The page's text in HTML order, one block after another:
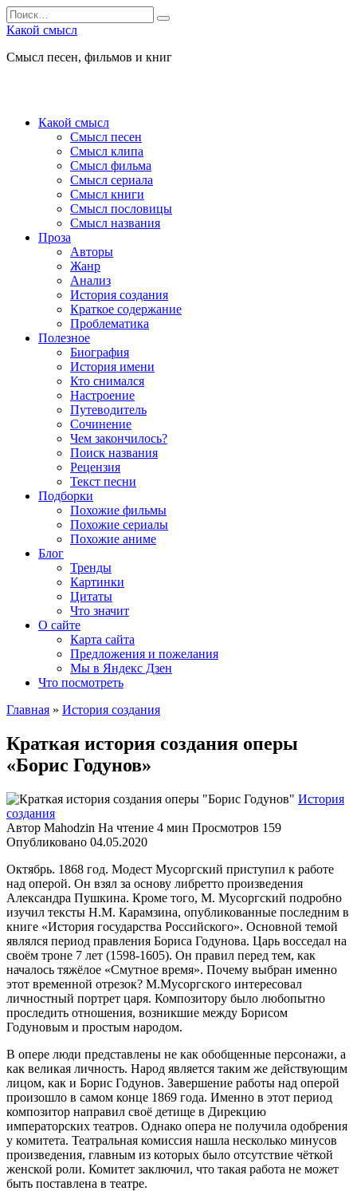
Перейти
к
Search
for:
Какой смысл
Смысл песен, фильмов и книг
Какой смысл
Смысл песен
Смысл клипа
Смысл фильма
Смысл сериала
Смысл книги
Смысл пословицы
Смысл названия
Проза
Авторы
Жанр
Анализ
История создания
Краткое содержание
Проблематика
Полезное
Биография
История имени
Кто снимался
Настроение
Путеводитель
Сочинение
Чем закончилось?
Поиск названия
Рецензия
Текст песни
Подборки
Похожие фильмы
Похожие сериалы
Похожие аниме
Блог
Тренды
Картинки
Цитаты
Что значит
О сайте
Карта сайта
Предложения и пожелания
Мы в Яндекс Дзен
Что посмотреть
Главная » История создания
Краткая история создания оперы
«Борис Годунов»
История
создания
Автор Mahodzin На чтение 4 мин Просмотров 159
Опубликовано 04.05.2020
Октябрь. 1868 год. Модест Мусоргский приступил к работе
над оперой. Он взял за основу либретто произведения
Александра Пушкина. Кроме того, М. Мусоргский подробно
изучил тексты Н.М. Карамзина, опубликованные последним в
книге «История государства Российского». Основной темой
являлся период правления Бориса Годунова. Царь восседал на
своём троне 7 лет (1598-1605). Он правил перед тем, как
началось тяжёлое «Смутное время». Почему выбран именно
этот временной отрезок? М.Мусоргского интересовал
личностный портрет царя. Композитору было любопытно
проследить отношения, возникшие между Борисом
Годуновым и простым народом.
В опере люди представлены не как обобщенные персонажи, а
как великая личность. Народ является таким же действующим
лицом, как и Борис Годунов. Завершение работы над оперой
произошло в самом конце 1869 года. Именно в этот период
композитор направил своё детище в Дирекцию
императорских театров. Однако опера не получила одобрения
у комитета. Театральная комиссия нашла несколько минусов
произведения, главным из которых было отсутствие чёткой
женской роли. Комитет заключил, что такая работа не может
быть поставлена в театре.